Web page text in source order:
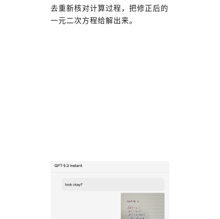
去重新核对计算过程，把修正后的
一元二次方程给解出来。